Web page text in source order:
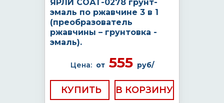
ЯРЛИ СОАТ-0278 грунт-
эмаль по ржавчине 3 в 1
(преобразователь
ржавчины – грунтовка -
эмаль).
Цена: от555 руб/
КУПИТЬ